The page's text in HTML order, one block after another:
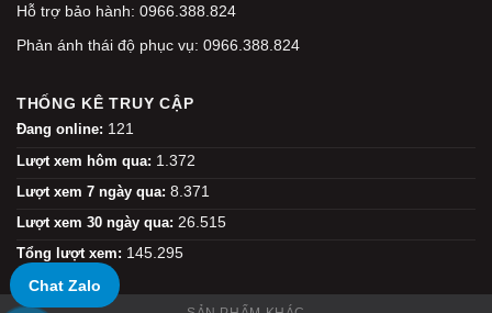
Hỗ trợ bảo hành: 0966.388.824
Phản ánh thái độ phục vụ: 0966.388.824
THỐNG KÊ TRUY CẬP
Đang online: 121
Lượt xem hôm qua: 1.372
Lượt xem 7 ngày qua: 8.371
Lượt xem 30 ngày qua: 26.515
Tổng lượt xem: 145.295
Chat Zalo